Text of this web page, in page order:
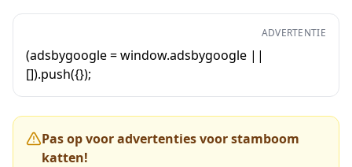
ADVERTENTIE
(adsbygoogle = window.adsbygoogle ||
[]).push({});
Pas op voor advertenties voor stamboom
katten!